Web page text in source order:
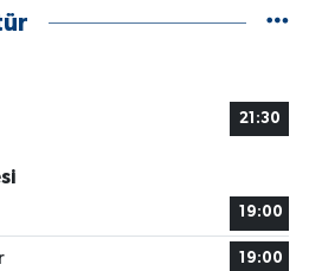
21:30
19:00
19:00